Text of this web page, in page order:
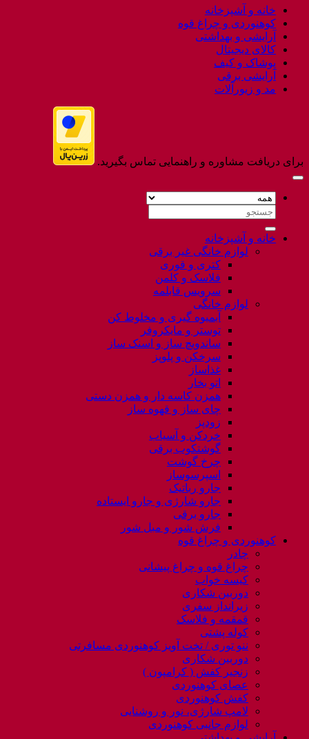
خانه و آشپزخانه
کوهنوردی و چراغ قوه
آرایشی و بهداشتی
کالای دیجیتال
پوشاک و کیف
آرایشی برقی
مد و زیورآلات
برای دریافت مشاوره و راهنمایی تماس بگیرید.
جستجو
خانه و آشپزخانه
لوازم خانگی غیر برقی
کتری و قوری
فلاسک و کلمن
سرویس قابلمه
لوازم خانگی
آبمیوه گیری و مخلوط کن
توستر و مایکروفر
ساندویچ ساز و اسنک ساز
سرخکن و پلوپز
غذاساز
اتو بخار
همزن کاسه دار و همزن دستی
چای ساز و قهوه ساز
زودپز
خردکن و آسیاب
گوشتکوب برقی
چرخ گوشت
اسپرسوساز
جارو رباتیک
جارو شارژی و جارو ایستاده
جارو برقی
فرش شور و مبل شور
کوهنوردی و چراغ قوه
چادر
چراغ قوه و چراغ پیشانی
کیسه خواب
دوربین شکاری
زیرانداز سفری
قمقمه و فلاسک
کوله پشتی
ننو توری / تخت آویز کوهنوردی مسافرتی
دوربین شکاری
زنجیر کفش ( کرامپون )
عصای کوهنوردی
کفش کوهنوردی
لامپ شارژی، نور و روشنایی
لوازم جانبی کوهنوردی